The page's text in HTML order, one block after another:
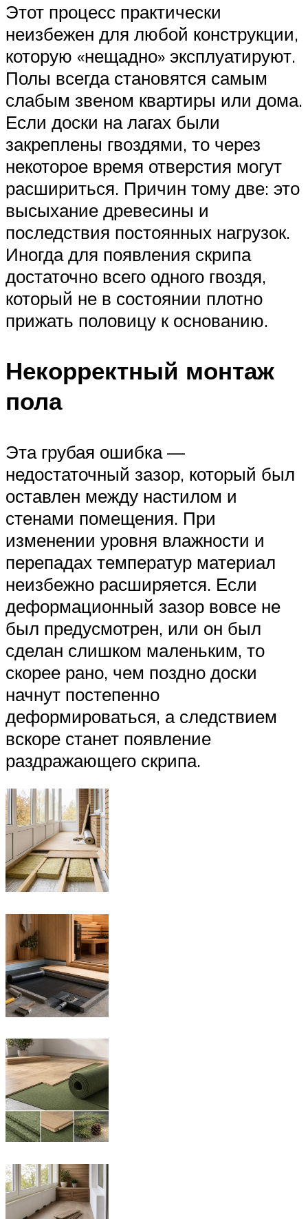
Этот процесс практически
неизбежен для любой конструкции,
которую «нещадно» эксплуатируют.
Полы всегда становятся самым
слабым звеном квартиры или дома.
Если доски на лагах были
закреплены гвоздями, то через
некоторое время отверстия могут
расшириться. Причин тому две: это
высыхание древесины и
последствия постоянных нагрузок.
Иногда для появления скрипа
достаточно всего одного гвоздя,
который не в состоянии плотно
прижать половицу к основанию.
Некорректный монтаж
пола
Эта грубая ошибка —
недостаточный зазор, который был
оставлен между настилом и
стенами помещения. При
изменении уровня влажности и
перепадах температур материал
неизбежно расширяется. Если
деформационный зазор вовсе не
был предусмотрен, или он был
сделан слишком маленьким, то
скорее рано, чем поздно доски
начнут постепенно
деформироваться, а следствием
вскоре станет появление
раздражающего скрипа.